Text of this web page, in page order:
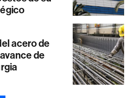
acero de
de